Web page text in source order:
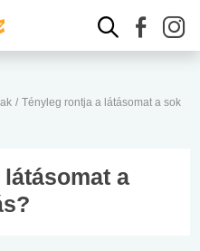
/ Tényleg rontja a látásomat a sok
a